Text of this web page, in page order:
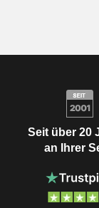
Seit über 20
an Ihrer